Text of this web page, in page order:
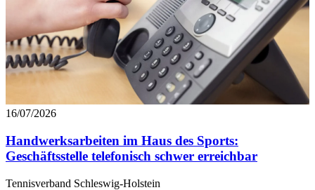
16/07/2026
Handwerksarbeiten im Haus des Sports:
Geschäftsstelle telefonisch schwer erreichbar
Tennisverband Schleswig-Holstein